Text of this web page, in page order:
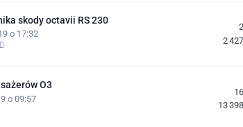
skody octavii RS 230
o 17:32
2
2 427
O3
o 09:57
16
13 398